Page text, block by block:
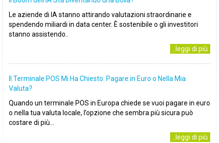
Le aziende di IA stanno attirando valutazioni straordinarie e
spendendo miliardi in data center. È sostenibile o gli investitori
stanno assistendo..
..leggi di più
Il Terminale POS Mi Ha Chiesto: Pagare in Euro o Nella Mia
Valuta?
Quando un terminale POS in Europa chiede se vuoi pagare in euro
o nella tua valuta locale, l’opzione che sembra più sicura può
costare di più...
..leggi di più